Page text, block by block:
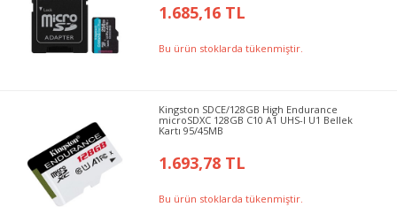
1.685,16 TL
Bu ürün stoklarda tükenmiştir.
Kingston SDCE/128GB High Endurance
microSDXC 128GB C10 A1 UHS-I U1 Bellek
Kartı 95/45MB
1.693,78 TL
Bu ürün stoklarda tükenmiştir.